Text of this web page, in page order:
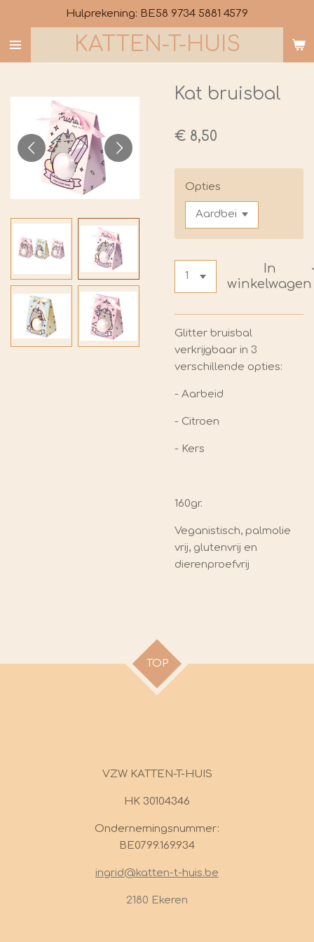
direct
naar
de
KATTEN-T-HUIS
Hulprekening: BE58 9734 5881 4579
Kat bruisbal
€ 8,50
Opties
In
winkelwagen
Glitter bruisbal
verkrijgbaar in 3
verschillende opties:
- Aarbeid
- Citroen
- Kers
160gr.
Veganistisch, palmolie
vrij, glutenvrij en
dierenproefvrij
TOP
VZW KATTEN-T-HUIS
HK 30104346
Ondernemingsnummer:
BE0799.169.934
ingrid@katten-t-huis.be
2180 Ekeren